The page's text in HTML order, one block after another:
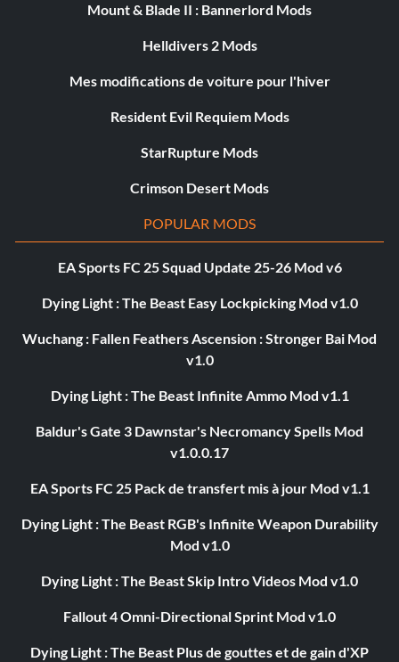
Mount & Blade II : Bannerlord Mods
Helldivers 2 Mods
Mes modifications de voiture pour l'hiver
Resident Evil Requiem Mods
StarRupture Mods
Crimson Desert Mods
POPULAR MODS
EA Sports FC 25 Squad Update 25-26 Mod v6
Dying Light : The Beast Easy Lockpicking Mod v1.0
Wuchang : Fallen Feathers Ascension : Stronger Bai Mod
v1.0
Dying Light : The Beast Infinite Ammo Mod v1.1
Baldur's Gate 3 Dawnstar's Necromancy Spells Mod
v1.0.0.17
EA Sports FC 25 Pack de transfert mis à jour Mod v1.1
Dying Light : The Beast RGB's Infinite Weapon Durability
Mod v1.0
Dying Light : The Beast Skip Intro Videos Mod v1.0
Fallout 4 Omni-Directional Sprint Mod v1.0
Dying Light : The Beast Plus de gouttes et de gain d'XP